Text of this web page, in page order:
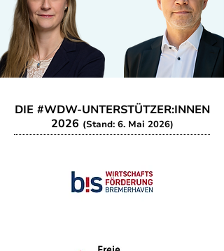
DIE #WDW-UNTERSTÜTZER:INNEN
2026 (Stand: 6. Mai 2026)